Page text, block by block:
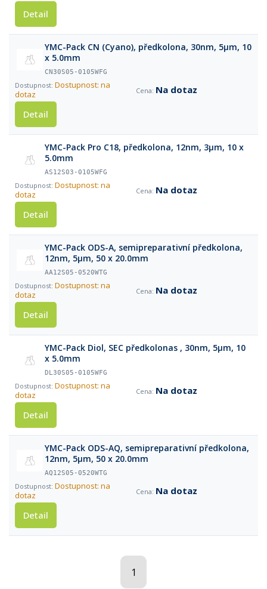
Detail
YMC-Pack CN (Cyano), předkolona, 30nm, 5µm, 10
x 5.0mm
CN30S05-0105WFG
Dostupnost: na
dotaz
Na dotaz
Detail
YMC-Pack Pro C18, předkolona, 12nm, 3µm, 10 x
5.0mm
AS12S03-0105WFG
Dostupnost: na
dotaz
Na dotaz
Detail
YMC-Pack ODS-A, semipreparativní předkolona,
12nm, 5µm, 50 x 20.0mm
AA12S05-0520WTG
Dostupnost: na
dotaz
Na dotaz
Detail
YMC-Pack Diol, SEC předkolonas , 30nm, 5µm, 10
x 5.0mm
DL30S05-0105WFG
Dostupnost: na
dotaz
Na dotaz
Detail
YMC-Pack ODS-AQ, semipreparativní předkolona,
12nm, 5µm, 50 x 20.0mm
AQ12S05-0520WTG
Dostupnost: na
dotaz
Na dotaz
Detail
1